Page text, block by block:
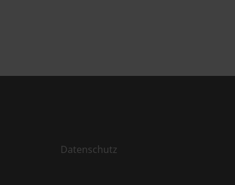
Datenschutz